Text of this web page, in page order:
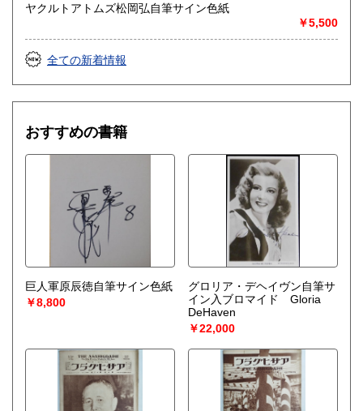
ヤクルトアトムズ松岡弘自筆サイン色紙
￥5,500
全ての新着情報
おすすめの書籍
巨人軍原辰徳自筆サイン色紙
￥8,800
グロリア・デヘイヴン自筆サ
イン入ブロマイド Gloria
DeHaven
￥22,000